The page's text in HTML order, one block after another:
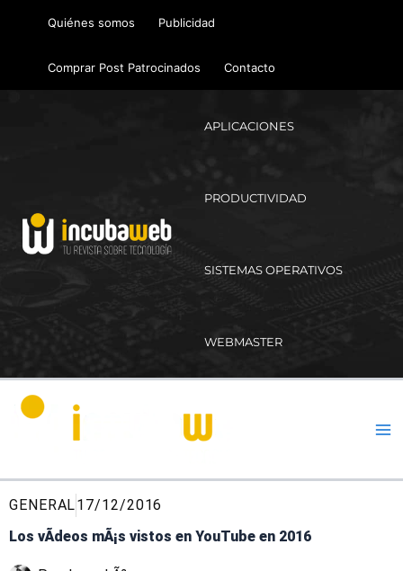
Quiénes somos Publicidad
Comprar Post Patrocinados Contacto
APLICACIONES
PRODUCTIVIDAD
SISTEMAS OPERATIVOS
WEBMASTER
GENERAL17/12/2016
Los vÃ­deos mÃ¡s vistos en YouTube en 2016